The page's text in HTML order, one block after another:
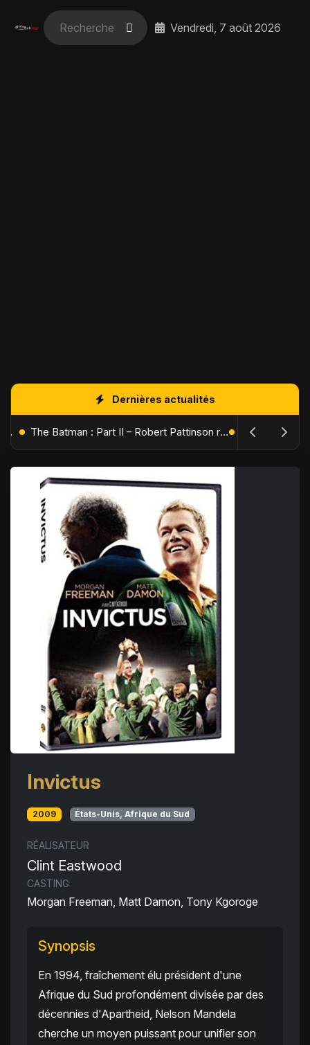
Vendredi, 7 août 2026
Dernières actualités
L'Âge de Glace : Le Réveil du Volcan – Manny, Sid et Diego de retour pour une aventure explosive The Batman : Part II – Robert Pattinson replonge dans les ténèbres de Gotham dès octobre 2027
Invictus
2009 États-Unis, Afrique du Sud
RÉALISATEUR
Clint Eastwood
CASTING
Morgan Freeman, Matt Damon, Tony Kgoroge
Synopsis
En 1994, fraîchement élu président d'une
Afrique du Sud profondément divisée par des
décennies d'Apartheid, Nelson Mandela
cherche un moyen puissant pour unifier son